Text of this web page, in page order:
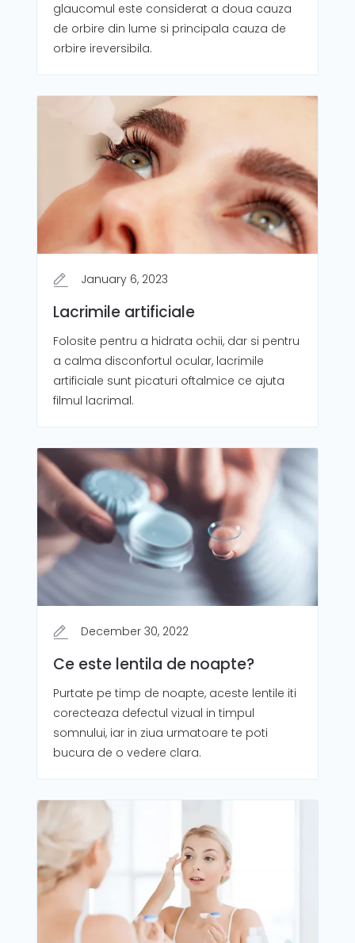
glaucomul este considerat a doua cauza
de orbire din lume si principala cauza de
orbire ireversibila.
January 6, 2023
Lacrimile artificiale
Folosite pentru a hidrata ochii, dar si pentru
a calma disconfortul ocular, lacrimile
artificiale sunt picaturi oftalmice ce ajuta
filmul lacrimal.
December 30, 2022
Ce este lentila de noapte?
Purtate pe timp de noapte, aceste lentile iti
corecteaza defectul vizual in timpul
somnului, iar in ziua urmatoare te poti
bucura de o vedere clara.